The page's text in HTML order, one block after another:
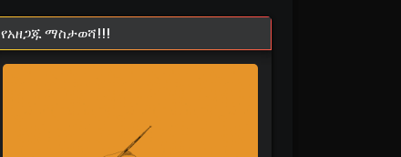
የአዘጋጁ ማስታወሻ!!!